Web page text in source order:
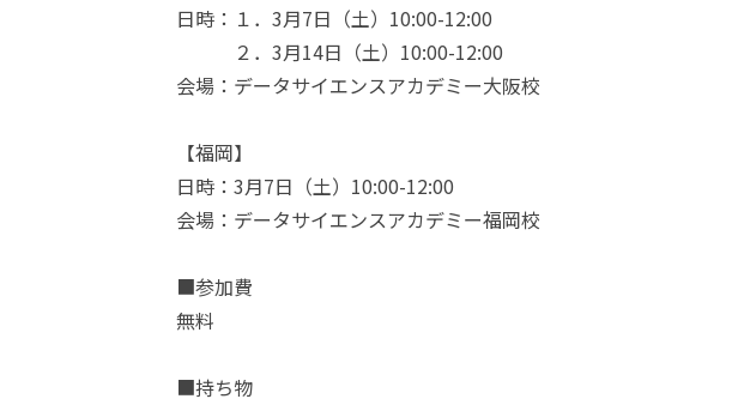
日時：１．3月7日（土）10:00-12:00
２．3月14日（土）10:00-12:00
会場：データサイエンスアカデミー大阪校
【福岡】
日時：3月7日（土）10:00-12:00
会場：データサイエンスアカデミー福岡校
■参加費
無料
■持ち物